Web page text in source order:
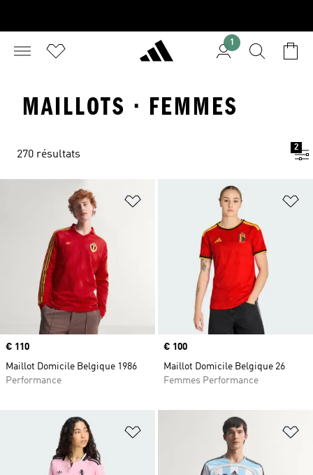
1
MAILLOTS · FEMMES
270 résultats
2
Ajouter à la Liste de produits
Prix
€ 110
Maillot Domicile Belgique 1986
Performance
Prix
€ 100
Maillot Domicile Belgique 26
Femmes Performance
Ajouter à la Liste de produits